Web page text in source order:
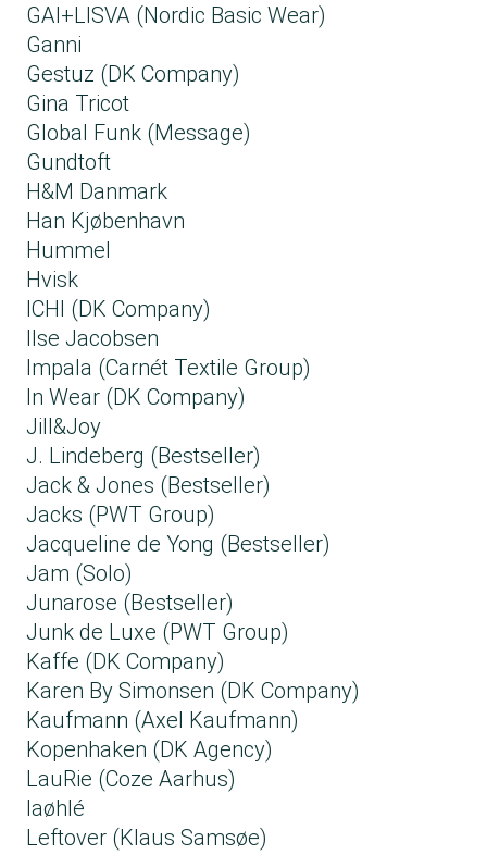
GAI+LISVA (Nordic Basic Wear)
Ganni
Gestuz (DK Company)
Gina Tricot
Global Funk (Message)
Gundtoft
H&M Danmark
Han Kjøbenhavn
Hummel
Hvisk
ICHI (DK Company)
Ilse Jacobsen
Impala (Carnét Textile Group​)
In Wear (DK Company)
Jill&Joy
J. Lindeberg (Bestseller)
Jack & Jones (Bestseller)
Jacks (PWT Group)
Jacqueline de Yong (Bestseller)
Jam (Solo)
Junarose (Bestseller)
Junk de Luxe (PWT Group)
Kaffe (DK Company)
Karen By Simonsen (DK Company)
Kaufmann (Axel Kaufmann)
Kopenhaken (DK Agency)
LauRie (Coze Aarhus)
laøhlé
Leftover (Klaus Samsøe)